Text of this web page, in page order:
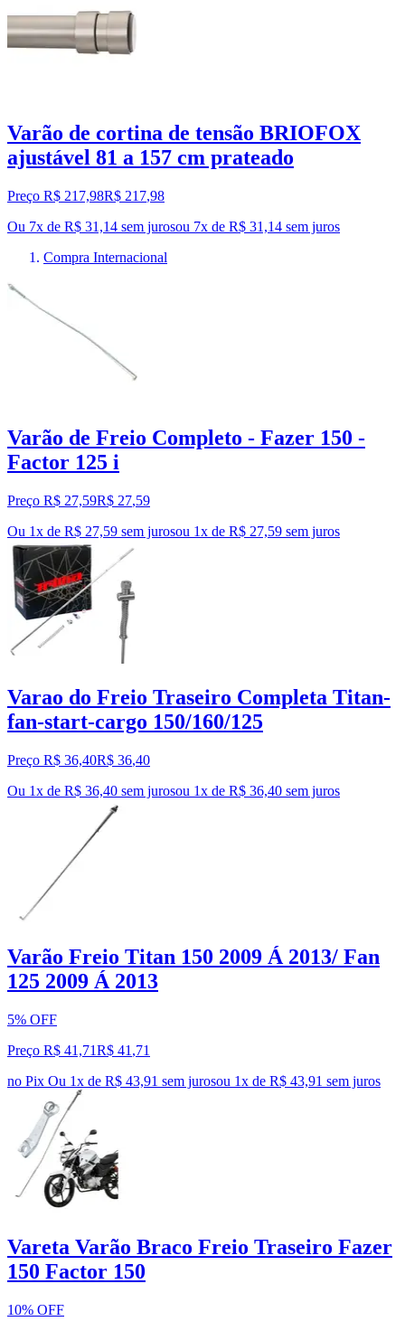
Varão de cortina de tensão BRIOFOX
ajustável 81 a 157 cm prateado
Preço R$ 217,98R$ 217,98
Ou 7x de R$ 31,14 sem jurosou 7x de R$ 31,14 sem juros
Compra Internacional
Varão de Freio Completo - Fazer 150 -
Factor 125 i
Preço R$ 27,59R$ 27,59
Ou 1x de R$ 27,59 sem jurosou 1x de R$ 27,59 sem juros
Varao do Freio Traseiro Completa Titan-
fan-start-cargo 150/160/125
Preço R$ 36,40R$ 36,40
Ou 1x de R$ 36,40 sem jurosou 1x de R$ 36,40 sem juros
Varão Freio Titan 150 2009 Á 2013/ Fan
125 2009 Á 2013
5% OFF
Preço R$ 41,71R$ 41 ,71
no Pix Ou 1x de R$ 43,91 sem jurosou 1x de R$ 43,91 sem juros
Vareta Varão Braco Freio Traseiro Fazer
150 Factor 150
10% OFF